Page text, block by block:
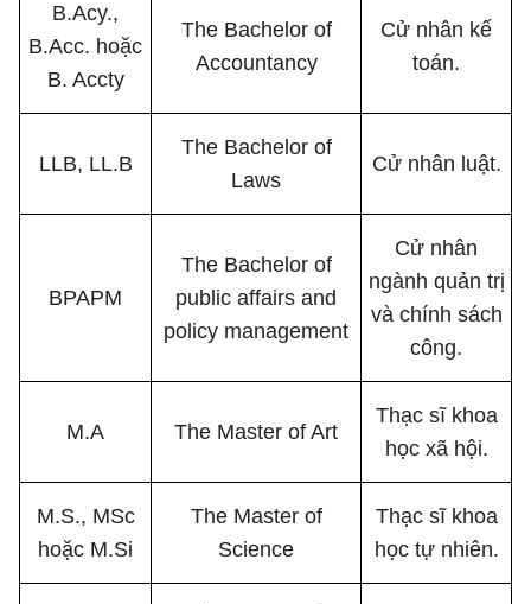
B.Acy.,
B.Acc. hoặc
B. Accty
The Bachelor of
Accountancy
Cử nhân kế
toán.
LLB, LL.B
The Bachelor of
Laws
Cử nhân luật.
BPAPM
The Bachelor of
public affairs and
policy management
Cử nhân
ngành quản trị
và chính sách
công.
M.A The Master of Art
Thạc sĩ khoa
học xã hội.
M.S., MSc
hoặc M.Si
The Master of
Science
Thạc sĩ khoa
học tự nhiên.